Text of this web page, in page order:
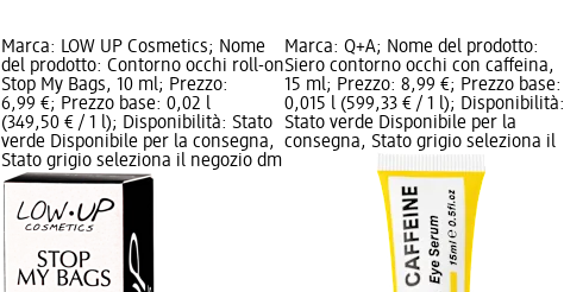
Marca: LOW UP Cosmetics; Nome
del prodotto: Contorno occhi roll-on
Stop My Bags, 10 ml; Prezzo:
6,99 €; Prezzo base: 0,02 l
(349,50 € / 1 l); Disponibilità: Stato
verde Disponibile per la consegna,
Stato grigio seleziona il negozio dm
Marca: Q+A; Nome del prodotto:
Siero contorno occhi con caffeina,
15 ml; Prezzo: 8,99 €; Prezzo base:
0,015 l (599,33 € / 1 l); Disponibilità:
Stato verde Disponibile per la
consegna, Stato grigio seleziona il